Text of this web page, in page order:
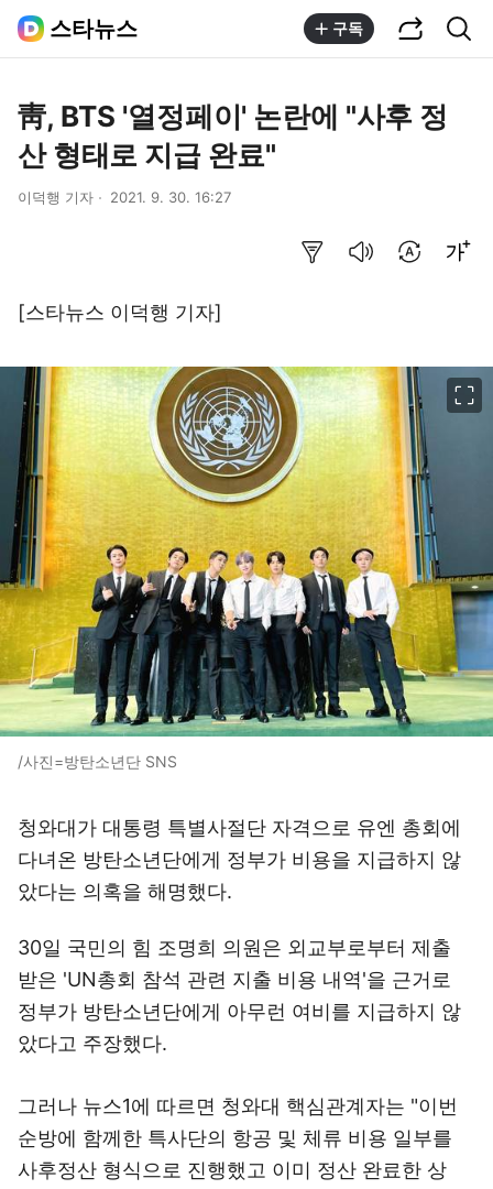
스타뉴스 구독
靑, BTS '열정페이' 논란에 "사후 정
산 형태로 지급 완료"
이덕행 기자 2021. 9. 30. 16:27
[스타뉴스 이덕행 기자]
/사진=방탄소년단 SNS
청와대가 대통령 특별사절단 자격으로 유엔 총회에
다녀온 방탄소년단에게 정부가 비용을 지급하지 않
았다는 의혹을 해명했다.
30일 국민의 힘 조명희 의원은 외교부로부터 제출
받은 'UN총회 참석 관련 지출 비용 내역'을 근거로
정부가 방탄소년단에게 아무런 여비를 지급하지 않
았다고 주장했다.
그러나 뉴스1에 따르면 청와대 핵심관계자는 "이번
순방에 함께한 특사단의 항공 및 체류 비용 일부를
사후정산 형식으로 진행했고 이미 정산 완료한 상